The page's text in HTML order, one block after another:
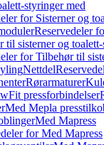
styringer med
for Sisterner og
Reservedeler
til sisterner og
for Tilbehør til
Nettdel
Rørarmaturer
pressforbindelser
Med Mepla
Med Mapress
for Med Mapress